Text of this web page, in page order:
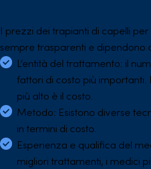
I prezzi dei trapianti di capelli
sempre trasparenti e dipendono
L’entità del trattamento: il
fattori di costo più importanti.
più alto è il costo.
Metodo: Esistono diverse
in termini di costo.
Esperienza e qualifica del
migliori trattamenti, i medici